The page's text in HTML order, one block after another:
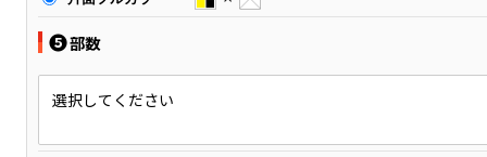
❺部数
選択してください